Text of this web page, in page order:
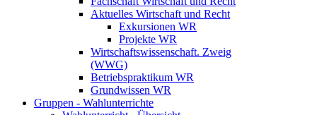
Aktuelles Wirtschaft und Recht
Exkursionen WR
Projekte WR
Wirtschaftswissenschaft. Zweig
(WWG)
Betriebspraktikum WR
Grundwissen WR
Gruppen - Wahlunterrichte